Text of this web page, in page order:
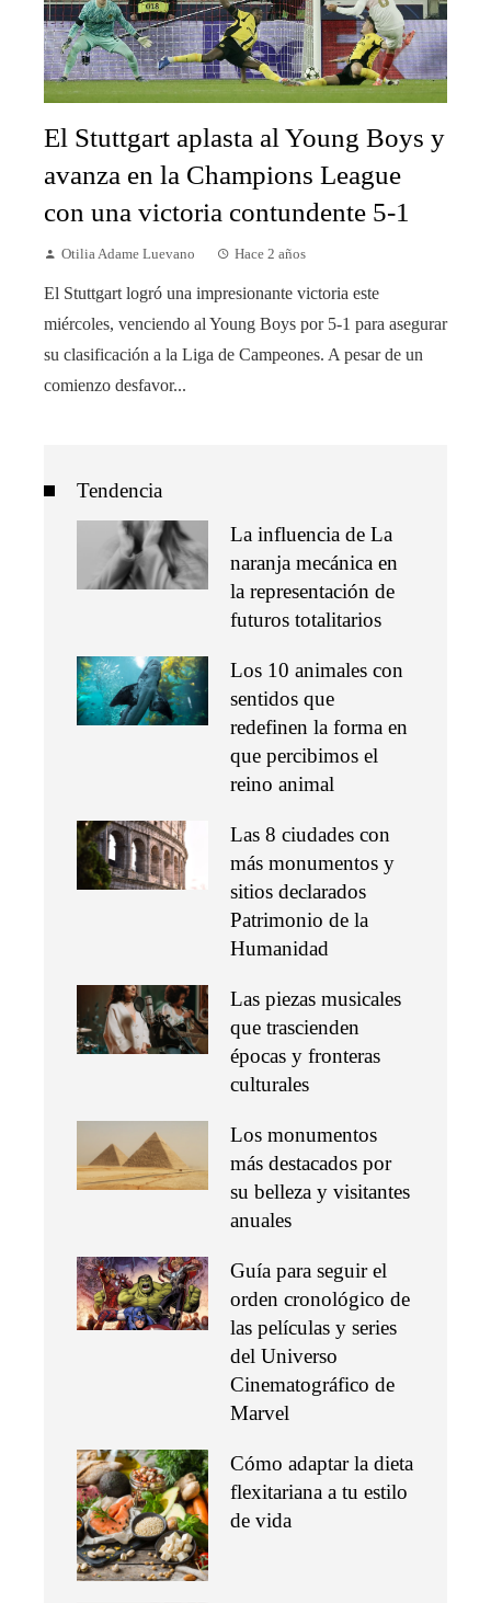
El Stuttgart aplasta al Young Boys y
avanza en la Champions League
con una victoria contundente 5-1
Otilia Adame Luevano Hace 2 años
El Stuttgart logró una impresionante victoria este
miércoles, venciendo al Young Boys por 5-1 para asegurar
su clasificación a la Liga de Campeones. A pesar de un
comienzo desfavor...
Tendencia
La influencia de La
naranja mecánica en
la representación de
futuros totalitarios
Los 10 animales con
sentidos que
redefinen la forma en
que percibimos el
reino animal
Las 8 ciudades con
más monumentos y
sitios declarados
Patrimonio de la
Humanidad
Las piezas musicales
que trascienden
épocas y fronteras
culturales
Los monumentos
más destacados por
su belleza y visitantes
anuales
Guía para seguir el
orden cronológico de
las películas y series
del Universo
Cinematográfico de
Marvel
Cómo adaptar la dieta
flexitariana a tu estilo
de vida